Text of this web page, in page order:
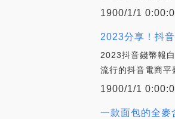
1900/1/1
2023分享！抖
2023抖音錢幣報
流行的抖音電商平
1900/1/1
一款面包的全麥